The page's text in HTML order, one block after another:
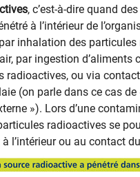
, c’est-à-dire quand
à l’intérieur de
inhalation des
par ingestion d’aliments
radioactives, ou via
(on parle dans ce cas de
»). Lors d’une
radioactives se
l’intérieur ou au contact